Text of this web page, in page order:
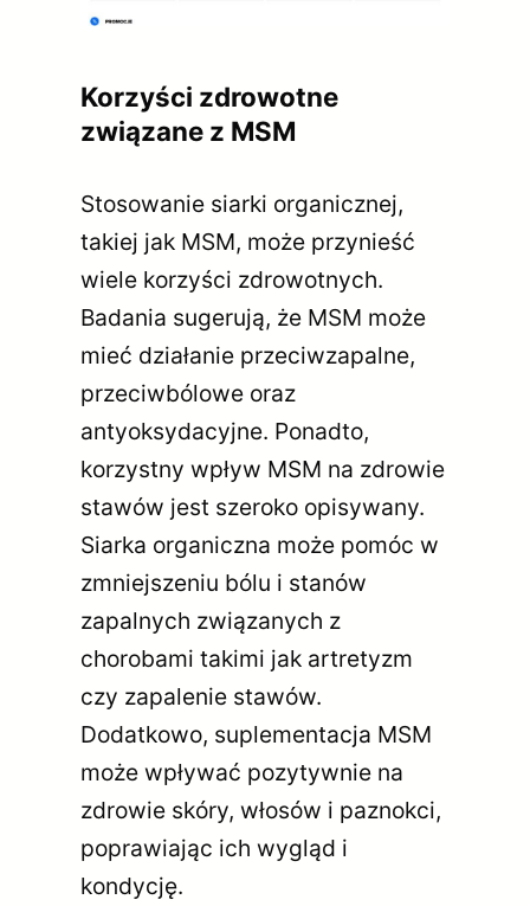
Korzyści zdrowotne
związane z MSM
Stosowanie siarki organicznej,
takiej jak MSM, może przynieść
wiele korzyści zdrowotnych.
Badania sugerują, że MSM może
mieć działanie przeciwzapalne,
przeciwbólowe oraz
antyoksydacyjne. Ponadto,
korzystny wpływ MSM na zdrowie
stawów jest szeroko opisywany.
Siarka organiczna może pomóc w
zmniejszeniu bólu i stanów
zapalnych związanych z
chorobami takimi jak artretyzm
czy zapalenie stawów.
Dodatkowo, suplementacja MSM
może wpływać pozytywnie na
zdrowie skóry, włosów i paznokci,
poprawiając ich wygląd i
kondycję.